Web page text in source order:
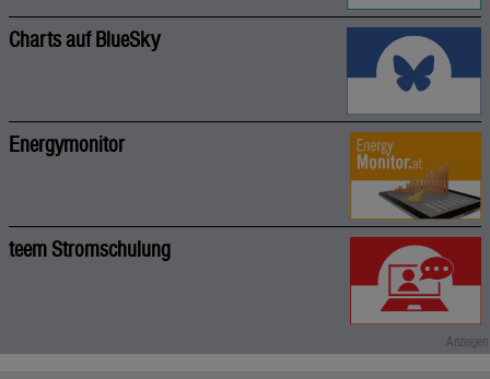
Charts auf BlueSky
Energymonitor
teem Stromschulung